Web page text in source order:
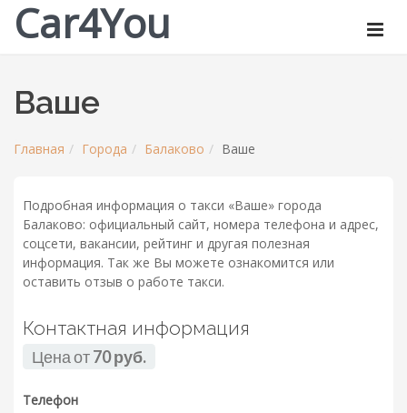
Car4You
Ваше
Главная Города Балаково Ваше
Подробная информация о такси «Ваше» города
Балаково: официальный сайт, номера телефона и адрес,
соцсети, вакансии, рейтинг и другая полезная
информация. Так же Вы можете ознакомится или
оставить отзыв о работе такси.
Контактная информация
Цена от70 руб.
Телефон